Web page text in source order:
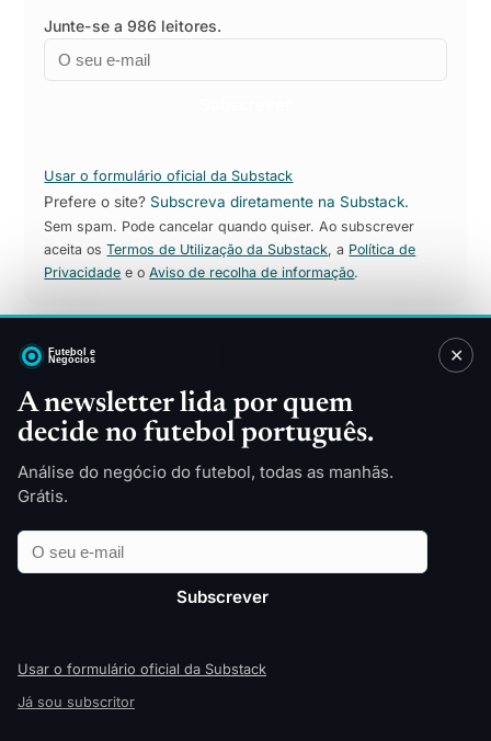
✕
A newsletter lida por quem
decide no futebol português.
Análise do negócio do futebol, todas as manhãs.
Grátis.
Email
Subscrever
Empresa
Usar o formulário oficial da Substack
Já sou subscritor
Junte-se a 986 leitores.
Email
Empresa
Usar o formulário oficial da Substack
Prefere o site?Subscreva diretamente na Substack.
Sem spam. Pode cancelar quando quiser. Ao subscrever
aceita osTermos de Utilização da Substack, a Política de
Privacidade e oAviso de recolha de informação.
Sitemap
Direitos TV
Patrocínios
Merchandising
Finanças
Tecnologia
Apostas Desportivas
Todas as categorias